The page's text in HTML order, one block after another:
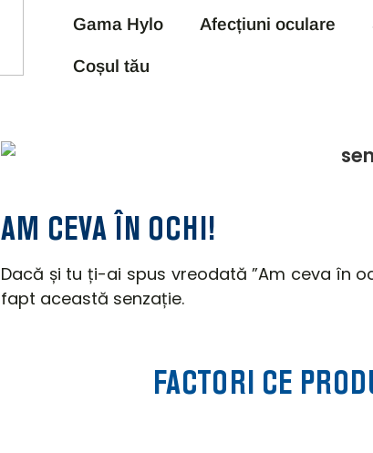
Gama Hylo Afecțiuni oculare
Coșul tău
AM CEVA ÎN OCHI!
Dacă și tu ți-ai spus vreodată ”Am ceva în
fapt această senzație.
FACTORI CE